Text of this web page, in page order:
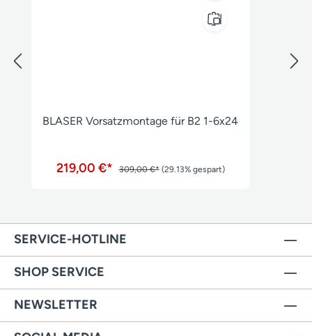
BLASER Vorsatzmontage für B2 1-6x24
219,00 €* 309,00 €* (29.13% gespart)
SERVICE-HOTLINE
SHOP SERVICE
NEWSLETTER